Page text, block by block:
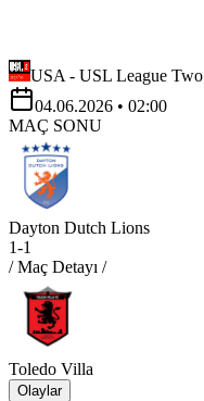
USA - USL League Two
04.06.2026 • 02:00
MAÇ SONU
Dayton Dutch Lions
1-1
/ Maç Detayı /
Toledo Villa
Olaylar